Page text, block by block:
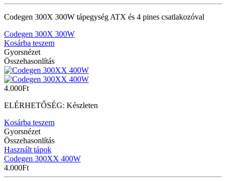
Codegen 300X 300W tápegység ATX és 4 pines csatlakozóval
Codegen 300X 300W
Kosárba teszem
Gyorsnézet
Összehasonlítás
4.000Ft
ELÉRHETŐSÉG: Készleten
Kosárba teszem
Gyorsnézet
Összehasonlítás
Használt tápok
Codegen 300XX 400W
4.000Ft